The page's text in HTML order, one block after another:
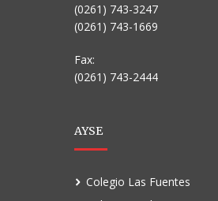
(0261) 743-3247
(0261) 743-1669
Fax:
(0261) 743-2444
AYSE
Colegio Las Fuentes